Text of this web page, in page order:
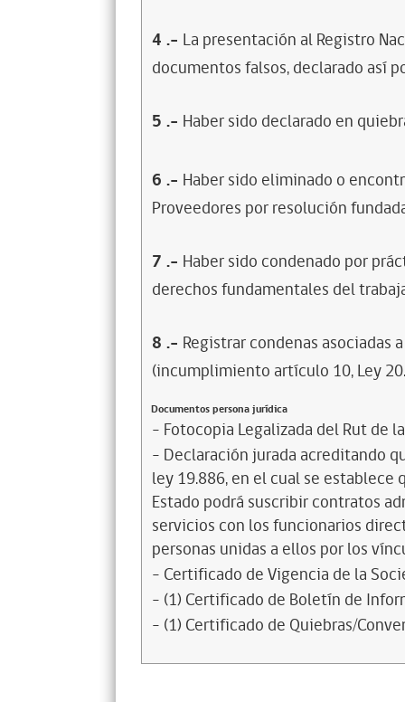
4 .- La presentación al Registro
documentos falsos, declarado así
5 .- Haber sido declarado en
6 .- Haber sido eliminado o
Proveedores por resolución
7 .- Haber sido condenado por
derechos fundamentales del
8 .- Registrar condenas asociadas
(incumplimiento artículo 10, Ley
Documentos persona jurídica
- Fotocopia Legalizada del Rut de
- Declaración jurada acreditando
ley 19.886, en el cual se
Estado podrá suscribir contratos
servicios con los funcionarios
personas unidas a ellos por los
- Certificado de Vigencia de la
- (1) Certificado de Boletín de
- (1) Certificado de Quiebras/